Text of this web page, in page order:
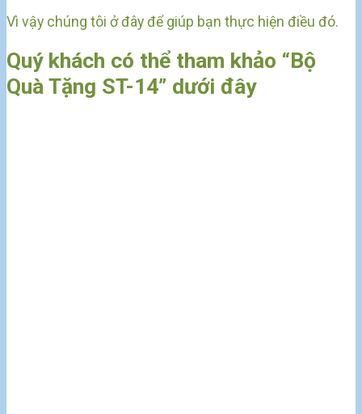
Vì vậy chúng tôi ở đây để giúp bạn thực hiện điều đó.
Quý khách có thể tham khảo “Bộ
Quà Tặng ST-14” dưới đây